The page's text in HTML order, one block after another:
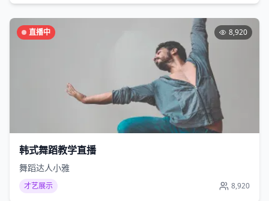
直播中 8,920
韩式舞蹈教学直播
舞蹈达人小雅
才艺展示 8,920